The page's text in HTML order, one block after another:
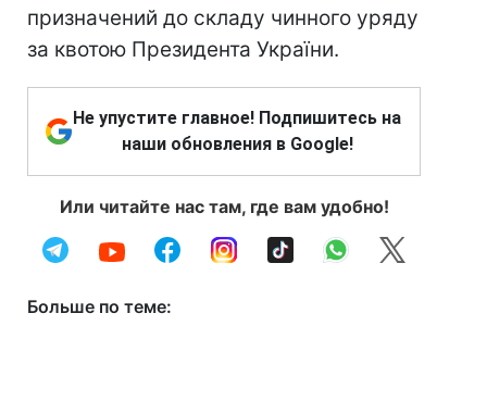
призначений до складу чинного уряду
за квотою Президента України.
Не упустите главное! Подпишитесь на
наши обновления в Google!
Или читайте нас там, где вам удобно!
Больше по теме: